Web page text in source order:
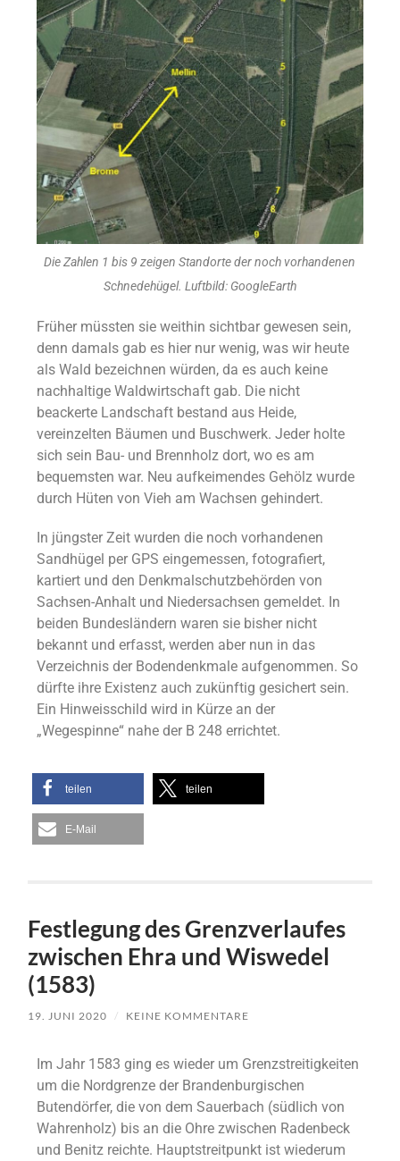
Die Zahlen 1 bis 9 zeigen Standorte der noch vorhandenen
Schnedehügel. Luftbild: GoogleEarth
Früher müssten sie weithin sichtbar gewesen sein,
denn damals gab es hier nur wenig, was wir heute
als Wald bezeichnen würden, da es auch keine
nachhaltige Waldwirtschaft gab. Die nicht
beackerte Landschaft bestand aus Heide,
vereinzelten Bäumen und Buschwerk. Jeder holte
sich sein Bau- und Brennholz dort, wo es am
bequemsten war. Neu aufkeimendes Gehölz wurde
durch Hüten von Vieh am Wachsen gehindert.
In jüngster Zeit wurden die noch vorhandenen
Sandhügel per GPS eingemessen, fotografiert,
kartiert und den Denkmalschutzbehörden von
Sachsen-Anhalt und Niedersachsen gemeldet. In
beiden Bundesländern waren sie bisher nicht
bekannt und erfasst, werden aber nun in das
Verzeichnis der Bodendenkmale aufgenommen. So
dürfte ihre Existenz auch zukünftig gesichert sein.
Ein Hinweisschild wird in Kürze an der
„Wegespinne“ nahe der B 248 errichtet.
teilen teilen
E-Mail
Festlegung des Grenzverlaufes
zwischen Ehra und Wiswedel
(1583)
19. JUNI 2020 / KEINE KOMMENTARE
Im Jahr 1583 ging es wieder um Grenzstreitigkeiten
um die Nordgrenze der Brandenburgischen
Butendörfer, die von dem Sauerbach (südlich von
Wahrenholz) bis an die Ohre zwischen Radenbeck
und Benitz reichte. Hauptstreitpunkt ist wiederum